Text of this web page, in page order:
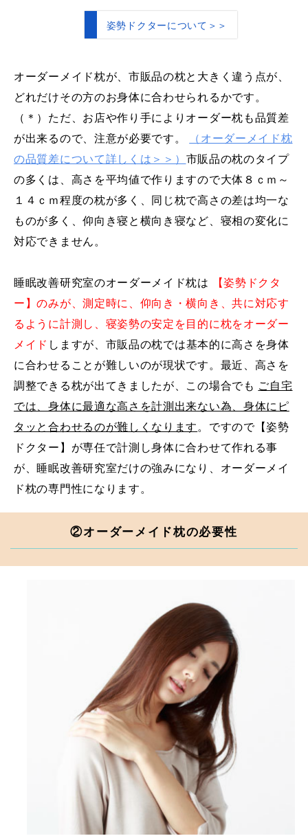
姿勢ドクターについて＞＞
オーダーメイド枕が、市販品の枕と大きく違う点が、
どれだけその方のお身体に合わせられるかです。
（＊）ただ、お店や作り手によりオーダー枕も品質差
が出来るので、注意が必要です。
（オーダーメイド枕
の品質差について詳しくは＞＞） 市販品の枕のタイプ
の多くは、高さを平均値で作りますので大体８ｃｍ～
１４ｃｍ程度の枕が多く、同じ枕で高さの差は均一な
ものが多く、仰向き寝と横向き寝など、寝相の変化に
対応できません。
睡眠改善研究室のオーダーメイド枕は
【姿勢ドクタ
ー】のみが、測定時に、仰向き・横向き、共に対応す
るように計測し、寝姿勢の安定を目的に枕をオーダー
メイド しますが、市販品の枕では基本的に高さを身体
に合わせることが難しいのが現状です。最近、高さを
調整できる枕が出てきましたが、この場合でも ご自宅
では、身体に最適な高さを計測出来ない為、身体にピ
タッと合わせるのが難しくなります。ですので【姿勢
ドクター】が専任で計測し身体に合わせて作れる事
が、睡眠改善研究室だけの強みになり、オーダーメイ
ド枕の専門性になります。
②オーダーメイド枕の必要性